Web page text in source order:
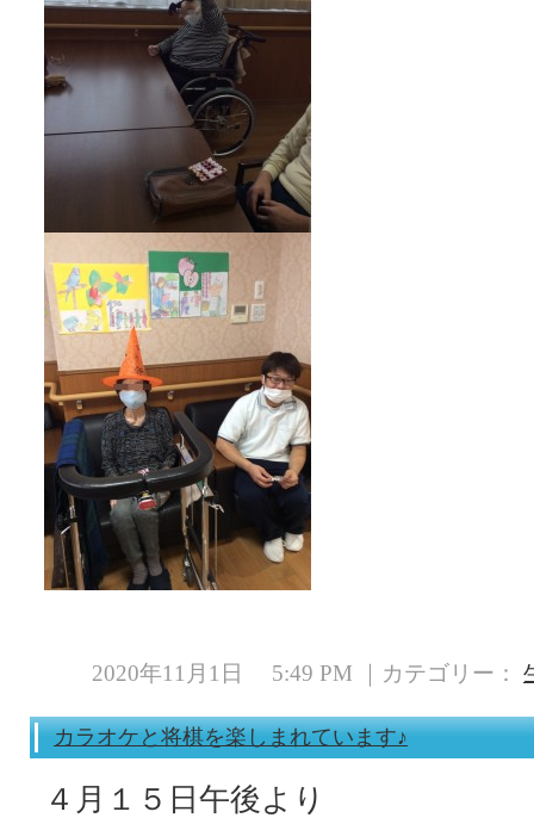
2020年11月1日 5:49 PM ｜カテゴリー：
カラオケと将棋を楽しまれています♪
４月１５日午後より